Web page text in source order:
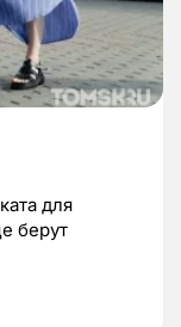
для
берут